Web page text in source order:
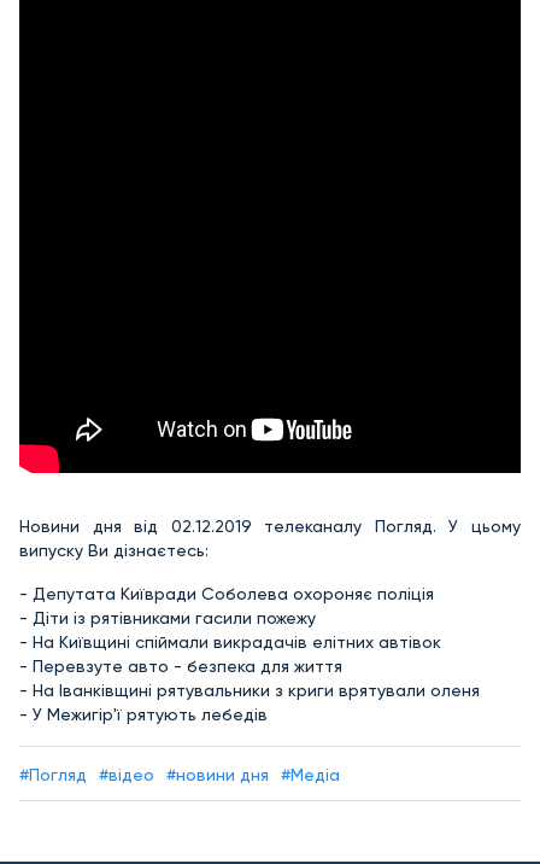
Новини дня від 02.12.2019 телеканалу Погляд. У цьому
випуску Ви дізнаєтесь:
- Депутата Київради Соболева охороняє поліція
- Діти із рятівниками гасили пожежу
- На Київщині спіймали викрадачів елітних автівок
- Перевзуте авто - безпека для життя
- На Іванківщині рятувальники з криги врятували оленя
- У Межигір'ї рятують лебедів
#Погляд #відео #новини дня #Медіа